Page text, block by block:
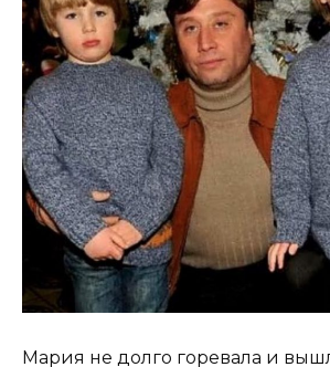
Мария не долго горевала и